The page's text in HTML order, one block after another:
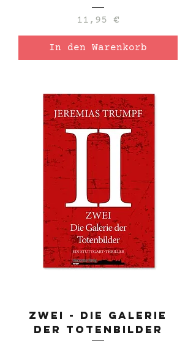
Preis
11,95 €
In den Warenkorb
Zwei - Die Galerie
der Totenbilder